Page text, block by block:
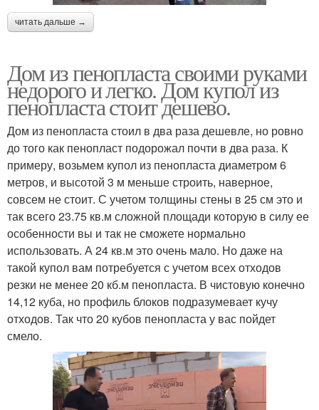
читать дальше →
Дом из пенопласта своими руками
недорого и легко. Дом купол из
пенопласта стоит дешево.
Дом из пенопласта стоил в два раза дешевле, но ровно
до того как пенопласт подорожал почти в два раза. К
примеру, возьмем купол из пенопласта диаметром 6
метров, и высотой 3 м меньше строить, наверное,
совсем не стоит. С учетом толщины стены в 25 см это и
так всего 23.75 кв.м сложной площади которую в силу ее
особенности вы и так не сможете нормально
использовать. А 24 кв.м это очень мало. Но даже на
такой купол вам потребуется с учетом всех отходов
резки не менее 20 кб.м пенопласта. В чистовую конечно
14,12 куба, но профиль блоков подразумевает кучу
отходов. Так что 20 кубов пенопласта у вас пойдет
смело.